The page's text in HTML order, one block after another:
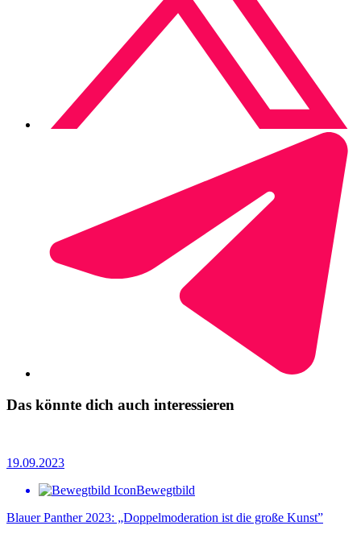
Das könnte dich auch interessieren
19.09.2023
Bewegtbild
Blauer Panther 2023: „Doppelmoderation ist die große Kunst”